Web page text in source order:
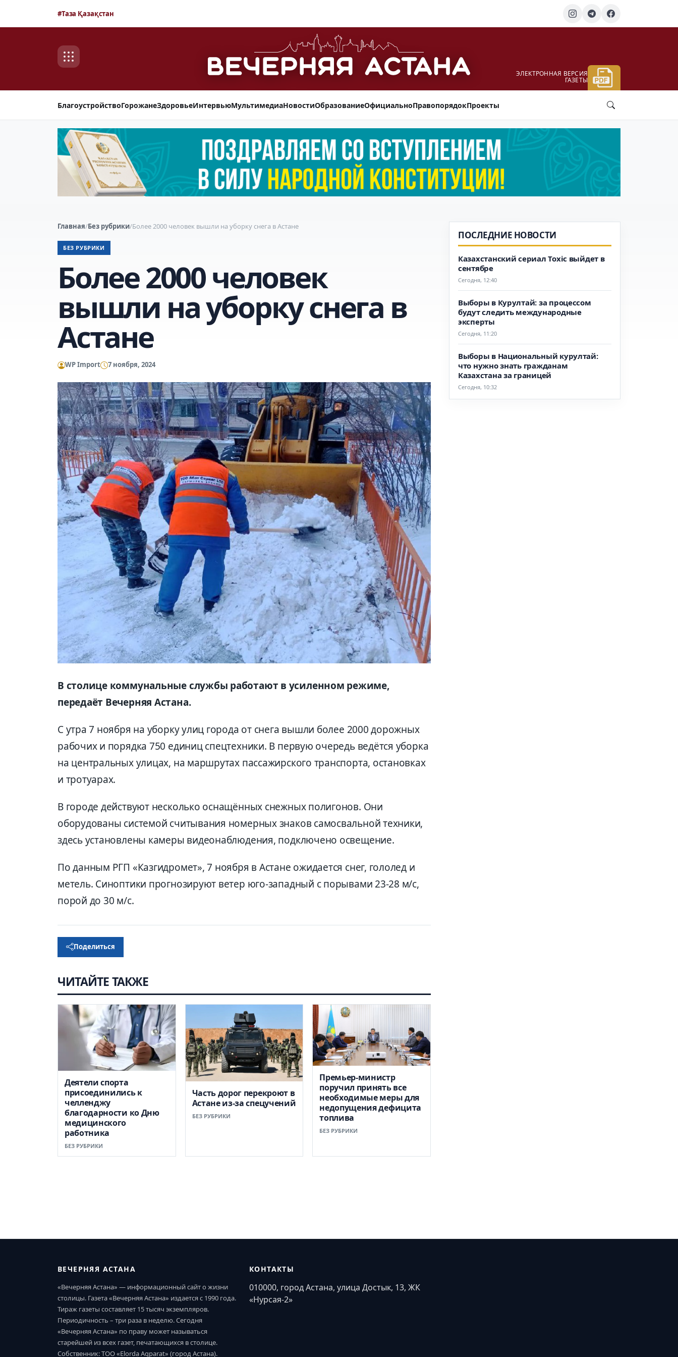
#Таза Қазақстан
ЭЛЕКТРОННАЯ ВЕРСИЯ
ГАЗЕТЫ
БлагоустройствоГорожанеЗдоровьеИнтервьюМультимедиаНовостиОбразованиеОфициальноПравопорядокПроекты
Главная/Без рубрики/Более 2000 человек вышли на уборку снега в Астане
БЕЗ РУБРИКИ
Более 2000 человек
вышли на уборку снега в
Астане
WP Import 7 ноября, 2024
В столице коммунальные службы работают в усиленном режиме,
передаёт Вечерняя Астана.
С утра 7 ноября на уборку улиц города от снега вышли более 2000 дорожных
рабочих и порядка 750 единиц спецтехники. В первую очередь ведётся уборка
на центральных улицах, на маршрутах пассажирского транспорта, остановках
и тротуарах.
В городе действуют несколько оснащённых снежных полигонов. Они
оборудованы системой считывания номерных знаков самосвальной техники,
здесь установлены камеры видеонаблюдения, подключено освещение.
По данным РГП «Казгидромет», 7 ноября в Астане ожидается снег, гололед и
метель. Синоптики прогнозируют ветер юго-западный с порывами 23-28 м/с,
порой до 30 м/с.
Поделиться
ЧИТАЙТЕ ТАКЖЕ
Деятели спорта
присоединились к
челленджу
благодарности ко Дню
медицинского
работника
БЕЗ РУБРИКИ
Часть дорог перекроют в
Астане из-за спецучений
БЕЗ РУБРИКИ
Премьер-министр
поручил принять все
необходимые меры для
недопущения дефицита
топлива
БЕЗ РУБРИКИ
ПОСЛЕДНИЕ НОВОСТИ
Казахстанский сериал Toxic выйдет в
сентябре
Сегодня, 12:40
Выборы в Курултай: за процессом
будут следить международные
эксперты
Сегодня, 11:20
Выборы в Национальный курултай:
что нужно знать гражданам
Казахстана за границей
Сегодня, 10:32
ВЕЧЕРНЯЯ АСТАНА
«Вечерняя Астана» — информационный сайт о жизни
столицы. Газета «Вечерняя Астана» издается с 1990 года.
Тираж газеты составляет 15 тысяч экземпляров.
Периодичность – три раза в неделю. Сегодня
«Вечерняя Астана» по праву может называться
старейшей из всех газет, печатающихся в столице.
Собственник: ТОО «Elorda Aqparat» (город Астана).
КОНТАКТЫ
010000, город Астана, улица Достык, 13, ЖК
«Нурсая-2»